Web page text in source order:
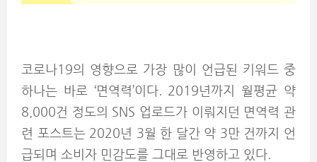
코로나19의 영향으로 가장 많이 언급된 키워드 중
하나는 바로 ‘면역력’이다. 2019년까지 월평균 약
8,000건 정도의 SNS 업로드가 이뤄지던 면역력 관
련 포스트는 2020년 3월 한 달간 약 3만 건까지 언
급되며 소비자 민감도를 그대로 반영하고 있다.